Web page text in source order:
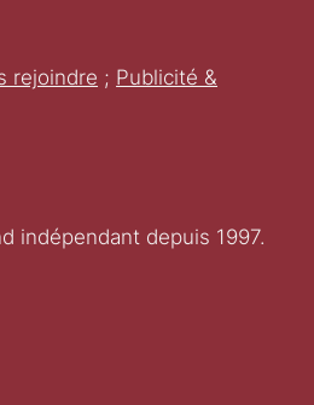
indépendant depuis 1997.
rejoindre ; Publicité &